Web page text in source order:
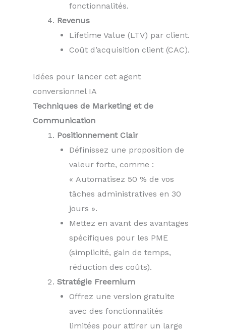
fonctionnalités.
Revenus
Lifetime Value (LTV) par client.
Coût d’acquisition client (CAC).
Idées pour lancer cet agent
conversionnel IA
Techniques de Marketing et de
Communication
Positionnement Clair
Définissez une proposition de
valeur forte, comme :
« Automatisez 50 % de vos
tâches administratives en 30
jours ».
Mettez en avant des avantages
spécifiques pour les PME
(simplicité, gain de temps,
réduction des coûts).
Stratégie Freemium
Offrez une version gratuite
avec des fonctionnalités
limitées pour attirer un large